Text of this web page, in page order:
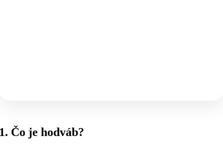
Čo je hodváb?